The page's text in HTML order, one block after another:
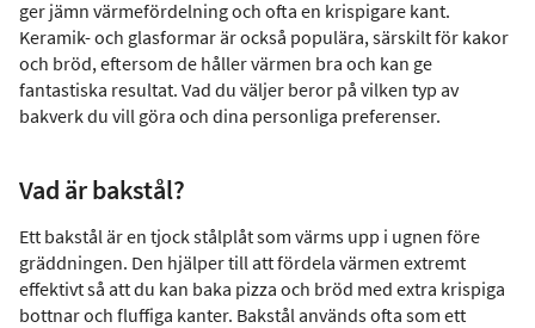
ger jämn värmefördelning och ofta en krispigare kant.
Keramik- och glasformar är också populära, särskilt för kakor
och bröd, eftersom de håller värmen bra och kan ge
fantastiska resultat. Vad du väljer beror på vilken typ av
bakverk du vill göra och dina personliga preferenser.
Vad är bakstål?
Ett bakstål är en tjock stålplåt som värms upp i ugnen före
gräddningen. Den hjälper till att fördela värmen extremt
effektivt så att du kan baka pizza och bröd med extra krispiga
bottnar och fluffiga kanter. Bakstål används ofta som ett